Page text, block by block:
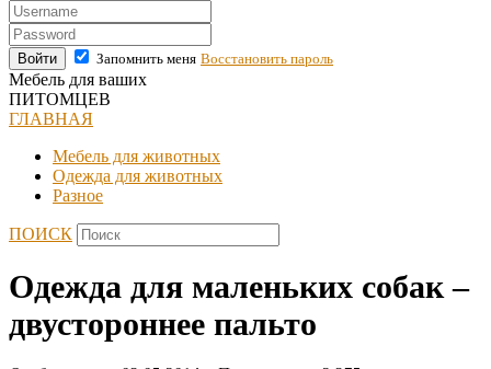
Войти Запомнить меня Восстановить пароль
Мебель для ваших
ПИТОМЦЕВ
ГЛАВНАЯ
Мебель для животных
Одежда для животных
Разное
ПОИСК
Одежда для маленьких собак –
двустороннее пальто